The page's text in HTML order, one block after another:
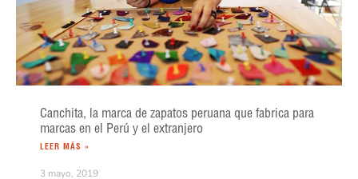
Canchita, la marca de zapatos peruana que fabrica para
marcas en el Perú y el extranjero
LEER MÁS »
3 mayo, 2019